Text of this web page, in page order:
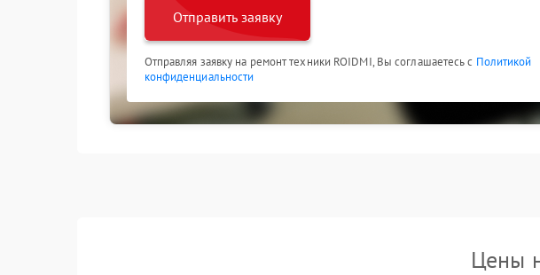
Отправить заявку
Отправляя заявку на ремонт техники ROIDMI, Вы соглашаетесь с Политикой
конфиденциальности
Цены